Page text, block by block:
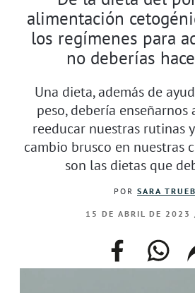
alimentación
los regímenes para
no deberías
Una dieta, además de
peso, debería enseñarnos
reeducar nuestras rutinas
cambio brusco en nuestras
son las dietas que
POR SARA
15 DE ABRIL DE
facebook